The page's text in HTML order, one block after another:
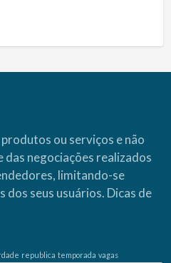
ou serviços e não
negociações realizados
limitando-se
dos seus usuários. Dicas de
republica temporada vagas